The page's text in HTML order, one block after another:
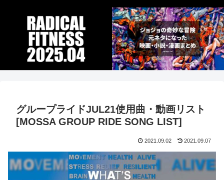
グループライドJUL21使用曲・動画リスト
[MOSSA GROUP RIDE SONG LIST]
2021.09.02 2021.09.07